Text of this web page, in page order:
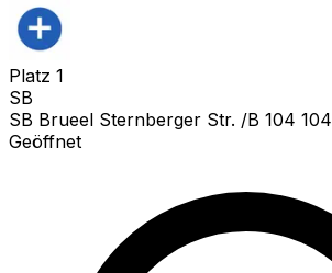
Platz 1
SB
SB Brueel Sternberger Str. /B 104 104
Geöffnet